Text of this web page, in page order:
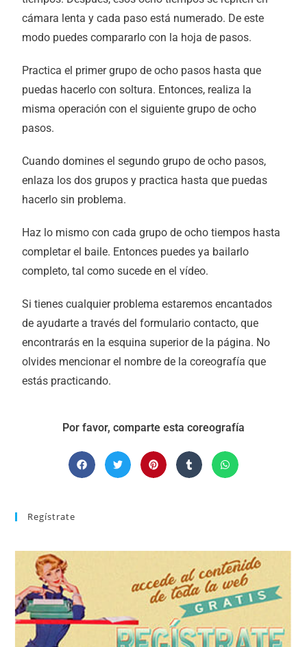
cámara lenta y cada paso está numerado. De este
modo puedes compararlo con la hoja de pasos.
Practica el primer grupo de ocho pasos hasta que
puedas hacerlo con soltura. Entonces, realiza la
misma operación con el siguiente grupo de ocho
pasos.
Cuando domines el segundo grupo de ocho pasos,
enlaza los dos grupos y practica hasta que puedas
hacerlo sin problema.
Haz lo mismo con cada grupo de ocho tiempos hasta
completar el baile. Entonces puedes ya bailarlo
completo, tal como sucede en el vídeo.
Si tienes cualquier problema estaremos encantados
de ayudarte a través del formulario contacto, que
encontrarás en la esquina superior de la página. No
olvides mencionar el nombre de la coreografía que
estás practicando.
Por favor, comparte esta coreografía
Regístrate
REGÍSTRATE